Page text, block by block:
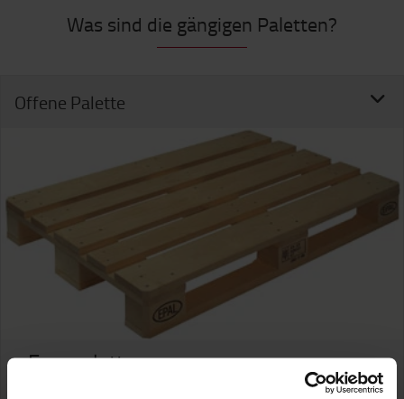
Was sind die gängigen Paletten?
Offene Palette
Europalette